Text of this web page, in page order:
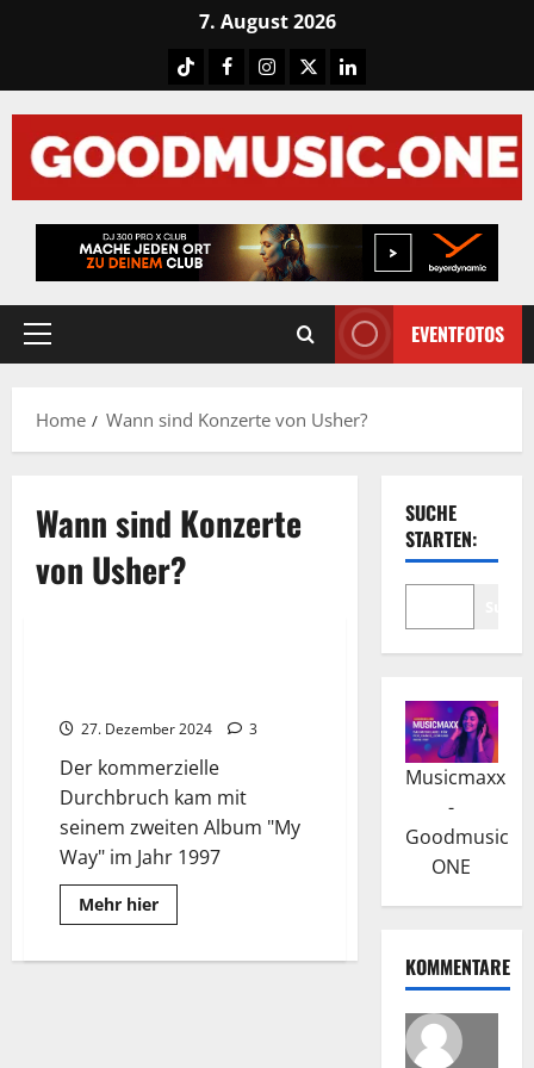
7. August 2026
TiktokFacebook
Instagram
X LinkedIN
Primary
EVENTFOTOS
Home Wann sind Konzerte von Usher?
Wann sind Konzerte
von Usher?
27. Dezember 2024 3
Der kommerzielle
Durchbruch kam mit
seinem zweiten Album "My
Way" im Jahr 1997
Mehr hierRead
more
Mit
SUCHE
STARTEN:
Musicmaxx
-
Goodmusic
ONE
KOMMENTARE